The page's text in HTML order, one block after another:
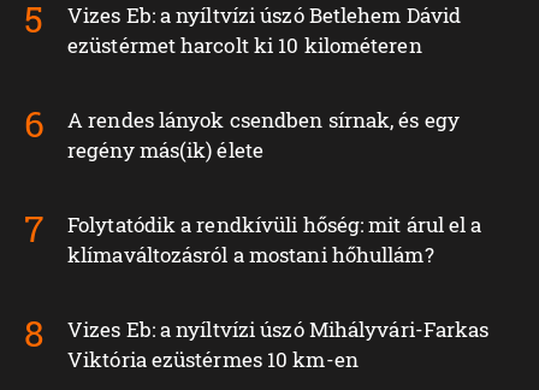
Vizes Eb: a nyíltvízi úszó Betlehem Dávid
ezüstérmet harcolt ki 10 kilométeren
A rendes lányok csendben sírnak, és egy
regény más(ik) élete
Folytatódik a rendkívüli hőség: mit árul el a
klímaváltozásról a mostani hőhullám?
Vizes Eb: a nyíltvízi úszó Mihályvári-Farkas
Viktória ezüstérmes 10 km-en